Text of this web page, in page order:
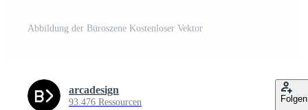
Abbildung der Büroszene Kostenloser Vektor
arcadesign
93.476 Ressourcen Folgen